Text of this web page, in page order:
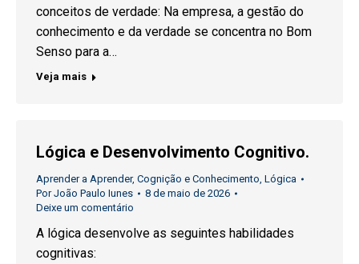
conceitos de verdade: Na empresa, a gestão do
conhecimento e da verdade se concentra no Bom
Senso para a…
Veja mais
Lógica e Desenvolvimento Cognitivo.
Aprender a Aprender, Cognição e Conhecimento Lógica
PorJoão Paulo Iunes
8 de maio de 2026
Deixe um comentário
A lógica desenvolve as seguintes habilidades
cognitivas: